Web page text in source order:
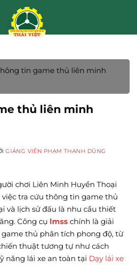
tin game thủ liên minh
thủ liên minh
GIẢNG VIÊN PHẠM THANH DŨNG
chơi Liên Minh Huyền Thoại
việc tra cứu thông tin game thủ
và lịch sử đấu là nhu cầu thiết
Công cụ lmss chính là giải
thủ phân tích phong độ, từ
thuật tương tự như cách
năng lái xe an toàn tại Dạy lái xe